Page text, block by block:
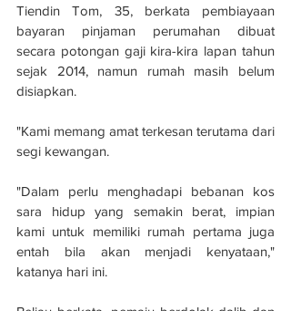
Tiendin Tom, 35, berkata pembiayaan
bayaran pinjaman perumahan dibuat
secara potongan gaji kira-kira lapan tahun
sejak 2014, namun rumah masih belum
disiapkan.
"Kami memang amat terkesan terutama dari
segi kewangan.
"Dalam perlu menghadapi bebanan kos
sara hidup yang semakin berat, impian
kami untuk memiliki rumah pertama juga
entah bila akan menjadi kenyataan,"
katanya hari ini.